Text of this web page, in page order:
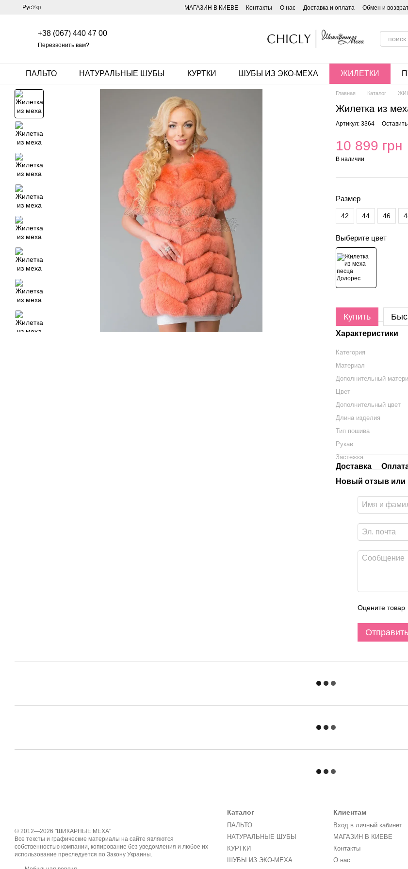
Перейти к основному контенту
РусУкр МАГАЗИН В КИЕВЕ Контакты О нас Доставка и оплата Обмен и
+38 (067) 440 47 00
Перезвонить вам?
ПАЛЬТО НАТУРАЛЬНЫЕ ШУБЫ КУРТКИ ШУБЫ ИЗ ЭКО-МЕХА ЖИЛЕТКИ
Главная Каталог
Жилетка из
Артикул: 3364
10 899 грн
В наличии
Размер
42 44 46
Выберите цвет
Купить
Характеристики
Категория
Материал
Дополнительный
Цвет
Дополнительный цвет
Длина изделия
Тип пошива
Рукав
Застежка
Доставка
Новый отзыв или
Оцените товар
Отправить
© 2012—2026 "ШИКАРНЫЕ МЕХА"
Все тексты и графические материалы на сайте являются
собственностью компании, копирование без уведомления и любое их
использование преследуется по Закону Украины.
Каталог
ПАЛЬТО
НАТУРАЛЬНЫЕ ШУБЫ
КУРТКИ
ШУБЫ ИЗ ЭКО-МЕХА
Клиентам
Вход в личный кабинет
МАГАЗИН В КИЕВЕ
Контакты
О нас